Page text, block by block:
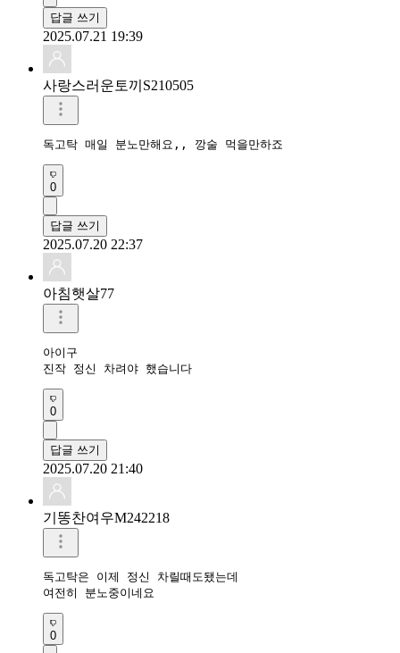
답글 쓰기
2025.07.21 19:39
사랑스러운토끼S210505
독고탁 매일 분노만해요,, 깡술 먹을만하죠
0
답글 쓰기
2025.07.20 22:37
아침햇살77
아이구
진작 정신 차려야 했습니다
0
답글 쓰기
2025.07.20 21:40
기똥찬여우M242218
독고탁은 이제 정신 차릴때도됐는데
여전히 분노중이네요
0